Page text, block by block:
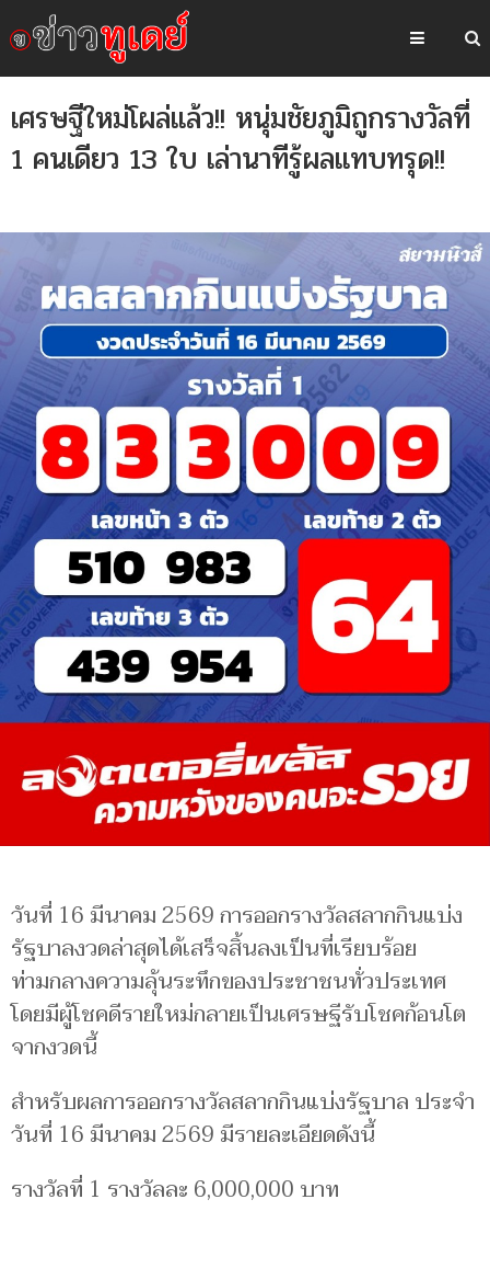
เศรษฐีใหม่โผล่แล้ว!! หนุ่มชัยภูมิถูกรางวัลที่
1 คนเดียว 13 ใบ เล่านาทีรู้ผลแทบทรุด!!
วันที่ 16 มีนาคม 2569 การออกรางวัลสลากกินแบ่ง
รัฐบาลงวดล่าสุดได้เสร็จสิ้นลงเป็นที่เรียบร้อย
ท่ามกลางความลุ้นระทึกของประชาชนทั่วประเทศ
โดยมีผู้โชคดีรายใหม่กลายเป็นเศรษฐีรับโชคก้อนโต
จากงวดนี้
สำหรับผลการออกรางวัลสลากกินแบ่งรัฐบาล ประจำ
วันที่ 16 มีนาคม 2569 มีรายละเอียดดังนี้
รางวัลที่ 1 รางวัลละ 6,000,000 บาท